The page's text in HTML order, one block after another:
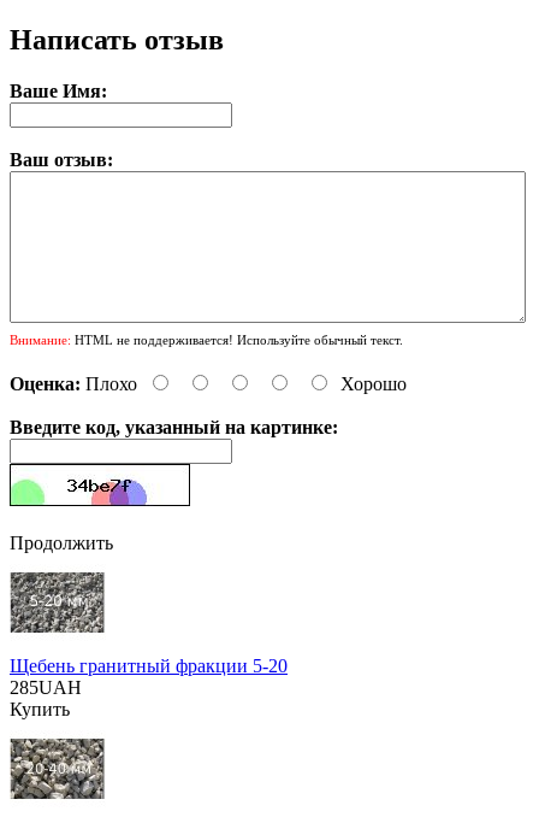
Написать отзыв
Ваше Имя:
Ваш отзыв:
Внимание: HTML не поддерживается! Используйте обычный текст.
Оценка: Плохо Хорошо
Введите код, указанный на картинке:
Продолжить
Щебень гранитный фракции 5-20
285UAH
Купить